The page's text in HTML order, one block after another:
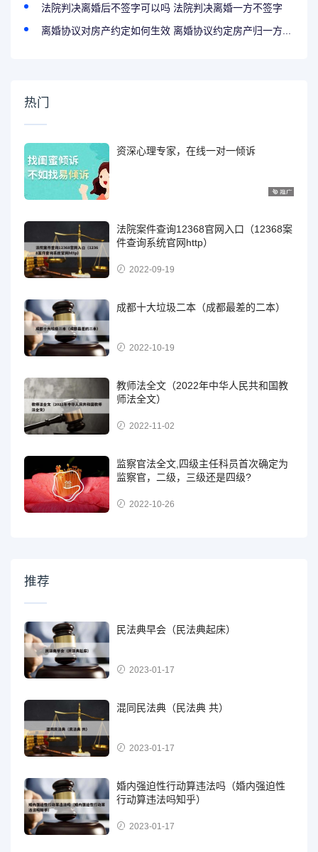
法院判决离婚后不签字可以吗 法院判决离婚一方不签字
离婚协议对房产约定如何生效 离婚协议约定房产归一方...
热门
资深心理专家，在线一对一倾诉
法院案件查询12368官网入口（12368案
件查询系统官网http）
2022-09-19
成都十大垃圾二本（成都最差的二本）
2022-10-19
教师法全文（2022年中华人民共和国教
师法全文）
2022-11-02
监察官法全文,四级主任科员首次确定为
监察官，二级，三级还是四级?
2022-10-26
推荐
民法典早会（民法典起床）
2023-01-17
混同民法典（民法典 共）
2023-01-17
婚内强迫性行动算违法吗（婚内强迫性
行动算违法吗知乎）
2023-01-17